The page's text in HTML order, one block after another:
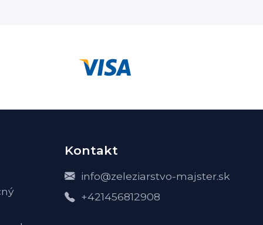
Kontakt
info@zeleziarstvo-majster.sk
+421456812908